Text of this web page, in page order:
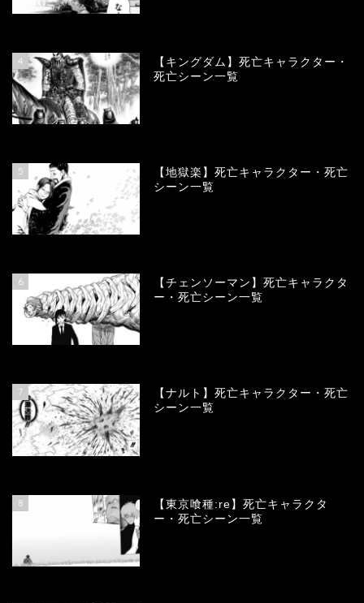
4
【キングダム】死亡キャラクター・
死亡シーン一覧
5
【地獄楽】死亡キャラクター・死亡
シーン一覧
6
【チェンソーマン】死亡キャラクタ
ー・死亡シーン一覧
7
【ナルト】死亡キャラクター・死亡
シーン一覧
8
【東京喰種:re】死亡キャラクタ
ー・死亡シーン一覧